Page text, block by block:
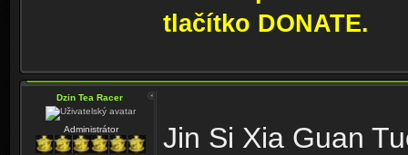
tlačítko DONATE.
Dzin Tea Racer
Administrátor
Jin Si Xia Guan